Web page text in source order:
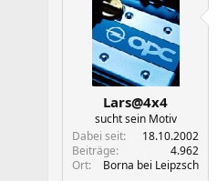
Lars@4x4
sucht sein Motiv
Dabei seit
18.10.2002
Beiträge
4.962
Ort
Borna bei Leipzsch